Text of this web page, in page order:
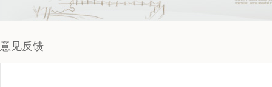
意见反馈